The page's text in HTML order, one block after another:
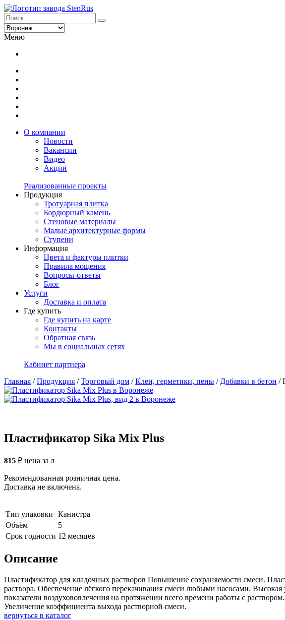
Меню
О компании
Новости
Вакансии
Видео
Акции
Реализованные проекты
Продукция
Тротуарная плитка
Бордюрный камень
Стеновые материалы
Малые архитектурные формы
Ступени
Информация
Цвета и фактуры плитки
Правила мощения
Вопросы-ответы
Блог
Услуги
Доставка и оплата
Где купить
Где купить на карте
Контакты
Обратная связь
Мы в социальных сетях
Кабинет партнера
Главная /Продукция /Торговый дом /Клеи, герметики, пены / Добавки в бетон /
Пластификатор Sika Mix Plus
815 ₽ цена за л
Рекомендованная розничная цена.
Доставка не включена.
Тип упаковки
Канистра
Объём
5
Срок годности 12 месяцев
Описание
Пластификатор для кладочных растворов Повышение сохраняемости смеси.
раствора. Обеспечение лёгкого перекачивания смеси любыми насосами.
показатели воздухововлечения на протяжении всего времени работы с
Увеличение коэффициента выхода растворной смеси.
вернуться в каталог